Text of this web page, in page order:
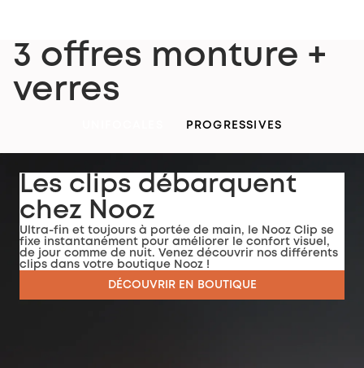
3 offres monture +
verres
PROGRESSIVES
Les clips débarquent
chez Nooz
Ultra-fin et toujours à portée de main, le Nooz Clip se
fixe instantanément pour améliorer le confort visuel,
de jour comme de nuit. Venez découvrir nos différents
clips dans votre boutique Nooz !
DÉCOUVRIR EN BOUTIQUE